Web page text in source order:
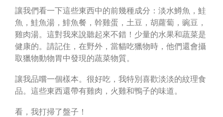
讓我們看一下這些東西中的前幾種成分：淡水鱒魚，鮭
魚，鮭魚湯，鯡魚餐，幹雞蛋，土豆，胡蘿蔔，豌豆，
雞肉湯。這對我來說聽起來不錯！少量的水果和蔬菜是
健康的。請記住，在野外，當貓吃獵物時，他們還會攝
取獵物動物胃中發現的蔬菜物質。
讓我品嚐一個樣本。很好吃，我特別喜歡淡淡的紋理食
品。這些東西還帶有雞肉，火雞和鴨子的味道。
看，我打掃了盤子！